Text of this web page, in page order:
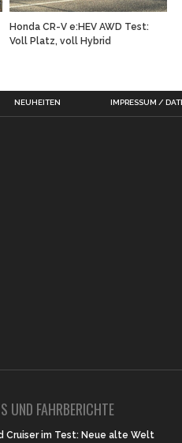
Honda CR-V e:HEV AWD Test:
Voll Platz, voll Hybrid
NEUHEITEN IMPRESSUM /
UND FAHRBERICHTE
Cruiser im Test: Neue alte Welt